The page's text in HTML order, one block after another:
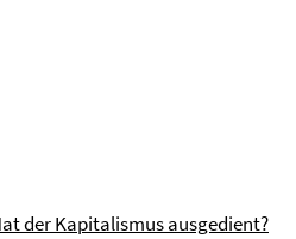
der Kapitalismus ausgedient?